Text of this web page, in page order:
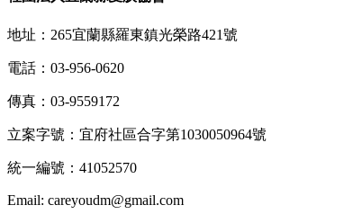
地址：265宜蘭縣羅東鎮光榮路421號
電話：03-956-0620
傳真：03-9559172
立案字號：宜府社區合字第1030050964號
統一編號：41052570
Email: careyoudm@gmail.com